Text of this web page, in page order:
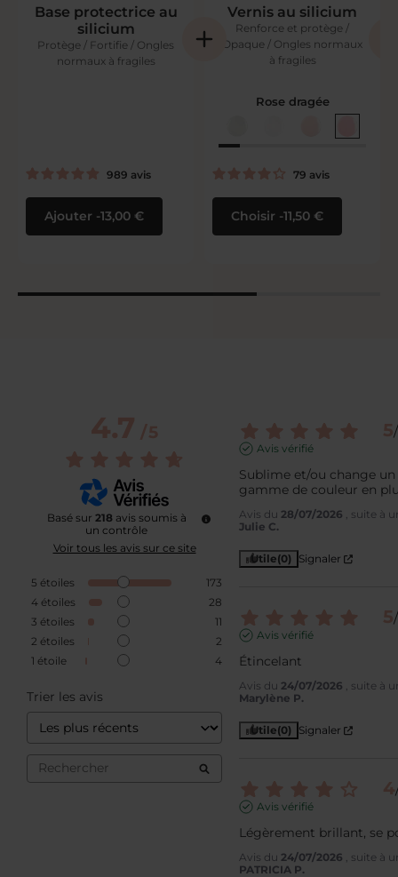
Base protectrice au
silicium
Protège / Fortifie / Ongles
normaux à fragiles
989 avis
Ajouter 13,00 €
Vernis au silicium
Renforce et protège /
Opaque / Ongles normaux
à fragiles
Rose dragée
79 avis
Choisir 11,50 €
4.7/5
Basé sur 218 avis soumis à
un contrôle
Voir tous les avis sur ce site
5 étoiles
173
4 étoiles
28
3 étoiles
11
2 étoiles
2
1 étoile 4
Trier les avis
5/
Avis vérifié
Sublime et/ou change
gamme de couleur en
Avis du 28/07/2026 , suite à
Julie C.
Utile(0) Signaler
5/
Avis vérifié
Étincelant
Avis du 24/07/2026 , suite à
Marylène P.
Utile(0) Signaler
4
Avis vérifié
Légèrement brillant, se
Avis du 24/07/2026 , suite à
PATRICIA P.